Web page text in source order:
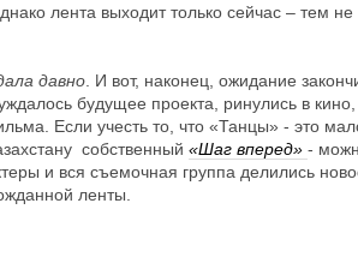
лента выходит только сейчас – тем не
давно . И вот, наконец, ожидание
будущее проекта, ринулись в
Если учесть то, что «Танцы» - это
собственный«Шаг вперед» -
и вся съемочная группа делились
ленты.